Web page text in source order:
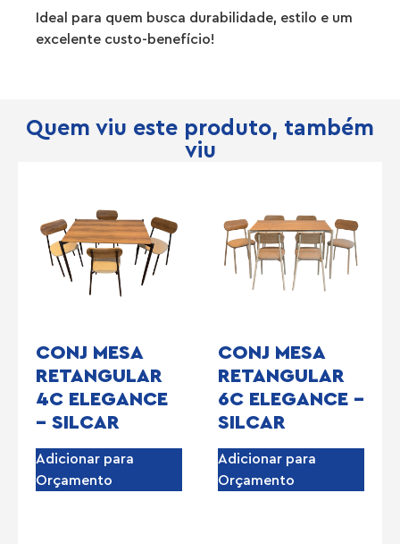
Ideal para quem busca durabilidade, estilo e um
excelente custo-benefício!
Quem viu este produto, também
viu
CONJ MESA
RETANGULAR
4C ELEGANCE
– SILCAR
Adicionar para
Orçamento
CONJ MESA
RETANGULAR
6C ELEGANCE –
SILCAR
Adicionar para
Orçamento